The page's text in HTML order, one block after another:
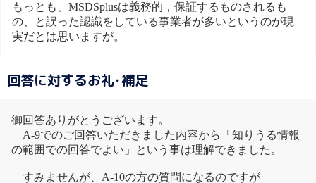
もっとも、MSDSplusは義務的，保証するものされるも
の、と誤った認識をしている事業者が多いというのが現
実だとは思いますが。
回答に対するお礼･補足
御回答ありがとうございます。
A-9でのご回答いただきました内容から「知りうる情報
の範囲での回答でよい」という事は理解できました。
すみませんが、A-10の方の質問になるのですが